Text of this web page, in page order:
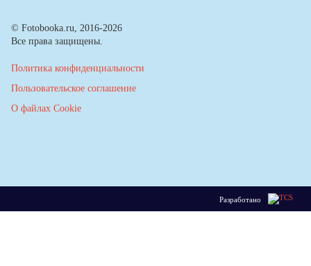
© Fotobooka.ru, 2016-2026
Все права защищены.
Политика конфиденциальности
Пользовательское соглашение
О файлах Cookie
Разработано